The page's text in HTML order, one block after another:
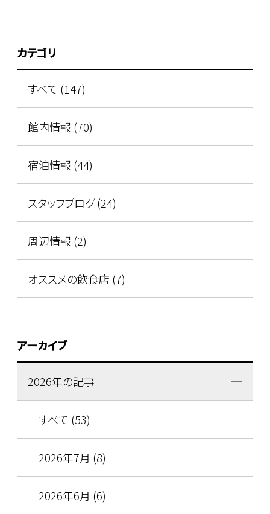
カテゴリ
すべて (147)
館内情報 (70)
宿泊情報 (44)
スタッフブログ (24)
周辺情報 (2)
オススメの飲食店 (7)
アーカイブ
2026年の記事
すべて (53)
2026年7月 (8)
2026年6月 (6)